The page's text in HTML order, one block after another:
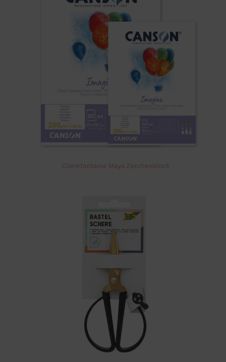
Clairefontaine Maya Zeichenblock